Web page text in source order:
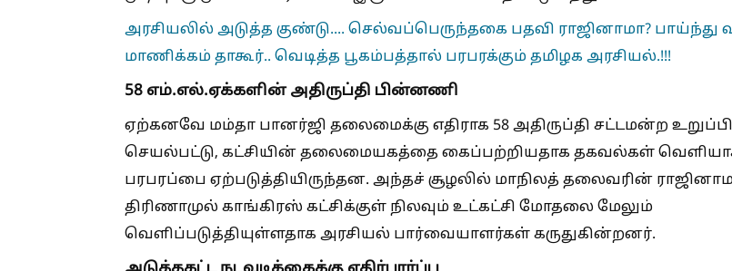
அரசியலில் அடுத்த குண்டு.... செல்வப்பெருந்தகை பதவி ராஜினாமா? பாய்ந்து
மாணிக்கம் தாகூர்.. வெடித்த பூகம்பத்தால் பரபரக்கும் தமிழக அரசியல்.!!!
58 எம்.எல்.ஏக்களின் அதிருப்தி பின்னணி
ஏற்கனவே மம்தா பானர்ஜி தலைமைக்கு எதிராக 58 அதிருப்தி சட்டமன்ற
செயல்பட்டு, கட்சியின் தலைமையகத்தை கைப்பற்றியதாக தகவல்கள்
பரபரப்பை ஏற்படுத்தியிருந்தன. அந்தச் சூழலில் மாநிலத் தலைவரின்
திரிணாமுல் காங்கிரஸ் கட்சிக்குள் நிலவும் உட்கட்சி மோதலை மேலும்
வெளிப்படுத்தியுள்ளதாக அரசியல் பார்வையாளர்கள் கருதுகின்றனர்.